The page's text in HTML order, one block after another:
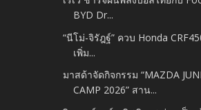
BYD Dr...
“นีโม่-จิรัฎฐ์” ควบ Honda
เพิ่ม...
มาสด้าจัดกิจกรรม “MAZDA
CAMP 2026” สาน...